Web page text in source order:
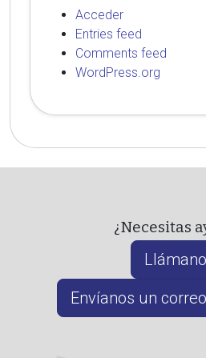
Acceder
Entries feed
Comments feed
WordPress.org
¿Necesitas
Envíanos un